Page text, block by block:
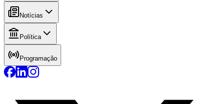
Notícias
Política
Programação